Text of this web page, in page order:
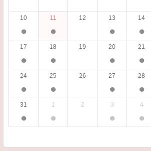
10
●
11
●
12 13
●
14
●
17
●
18
●
19 20
●
21
●
24
●
25
●
26 27
●
28
●
31
●
1
●
2 3
●
4
●